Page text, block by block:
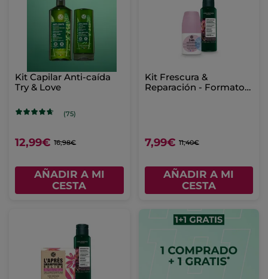
Kit Capilar Anti-caída
Try & Love
(75)
12,99€ 16,98€
AÑADIR A MI
CESTA
Kit Frescura &
Reparación - Formato
7,99€ 11,40€
AÑADIR A MI
CESTA